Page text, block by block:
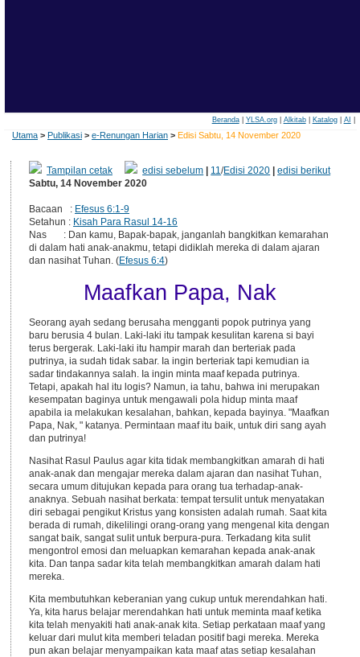
Beranda| YLSA.org| Alkitab| Katalog| AI
Utama > Publikasi > e-Renungan Harian > Edisi Sabtu, 14 November 2020
Tampilan cetak edisi sebelum 11/Edisi 2020 |edisi berikut
Sabtu, 14 November 2020
Bacaan : Efesus 6:1-9
Setahun : Kisah Para Rasul 14-16
Nas : Dan kamu, Bapak-bapak, janganlah bangkitkan kemarahan
di dalam hati anak-anakmu, tetapi didiklah mereka di dalam ajaran
dan nasihat Tuhan. (Efesus 6:4)
Maafkan Papa, Nak
Seorang ayah sedang berusaha mengganti popok putrinya yang
baru berusia 4 bulan. Laki-laki itu tampak kesulitan karena si bayi
terus bergerak. Laki-laki itu hampir marah dan berteriak pada
putrinya, ia sudah tidak sabar. Ia ingin berteriak tapi kemudian ia
sadar tindakannya salah. Ia ingin minta maaf kepada putrinya.
Tetapi, apakah hal itu logis? Namun, ia tahu, bahwa ini merupakan
kesempatan baginya untuk mengawali pola hidup minta maaf
apabila ia melakukan kesalahan, bahkan, kepada bayinya. "Maafkan
Papa, Nak, " katanya. Permintaan maaf itu baik, untuk diri sang ayah
dan putrinya!
Nasihat Rasul Paulus agar kita tidak membangkitkan amarah di hati
anak-anak dan mengajar mereka dalam ajaran dan nasihat Tuhan,
secara umum ditujukan kepada para orang tua terhadap-anak-
anaknya. Sebuah nasihat berkata: tempat tersulit untuk menyatakan
diri sebagai pengikut Kristus yang konsisten adalah rumah. Saat kita
berada di rumah, dikelilingi orang-orang yang mengenal kita dengan
sangat baik, sangat sulit untuk berpura-pura. Terkadang kita sulit
mengontrol emosi dan meluapkan kemarahan kepada anak-anak
kita. Dan tanpa sadar kita telah membangkitkan amarah dalam hati
mereka.
Kita membutuhkan keberanian yang cukup untuk merendahkan hati.
Ya, kita harus belajar merendahkan hati untuk meminta maaf ketika
kita telah menyakiti hati anak-anak kita. Setiap perkataan maaf yang
keluar dari mulut kita memberi teladan positif bagi mereka. Mereka
pun akan belajar menyampaikan kata maaf atas setiap kesalahan